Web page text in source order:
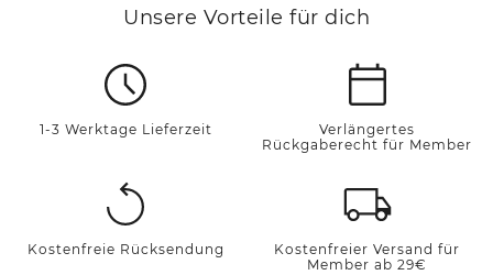
Unsere Vorteile für dich
1-3 Werktage Lieferzeit
Verlängertes
Rückgaberecht für Member
Kostenfreie Rücksendung
Kostenfreier Versand für
Member ab 29€